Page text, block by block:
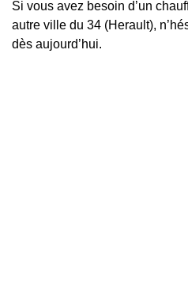
Si vous avez besoin d’un
autre ville du 34 (Herault),
dès aujourd’hui.